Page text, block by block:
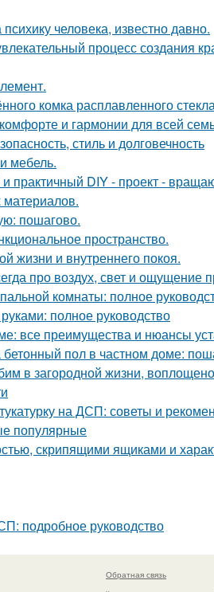
человека, известно давно.
процесс создания
комка расплавленного
и гармонии для всей
стиль и долговечность
мебель.
практичный DIY - проект -
пошагово.
пространство.
жизни и внутреннего покоя.
про воздух, свет и ощущение
комнаты: полное
полное руководство
все преимущества и нюансы
пол в частном доме:
в загородной жизни, воплощено
на ДСП: советы и
популярные
скрипящими ящиками и
подробное руководство
Обратная связь